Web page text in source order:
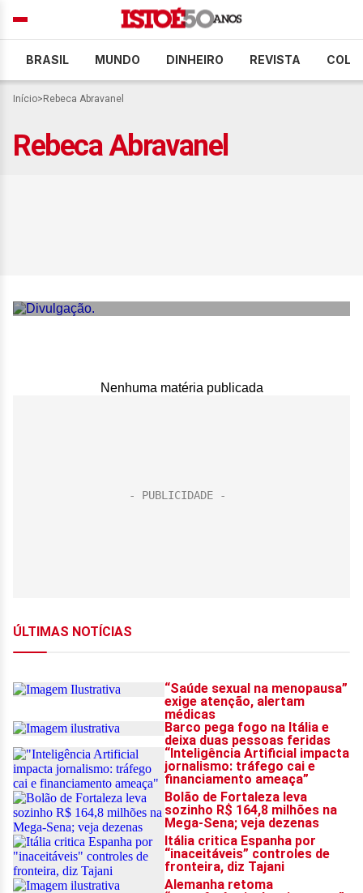
BRASIL MUNDO DINHEIRO REVISTA
Início> Rebeca Abravanel
Rebeca Abravanel
Nenhuma matéria publicada